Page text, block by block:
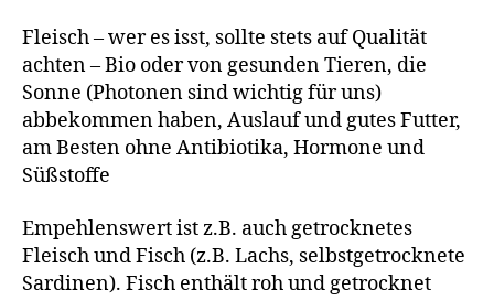
Fleisch – wer es isst, sollte stets auf Qualität
achten – Bio oder von gesunden Tieren, die
Sonne (Photonen sind wichtig für uns)
abbekommen haben, Auslauf und gutes Futter,
am Besten ohne Antibiotika, Hormone und
Süßstoffe
Empehlenswert ist z.B. auch getrocknetes
Fleisch und Fisch (z.B. Lachs, selbstgetrocknete
Sardinen). Fisch enthält roh und getrocknet